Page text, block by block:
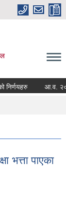
को गाउँसभाको निर्णयहरु आ.व.
भत्ता पाएका